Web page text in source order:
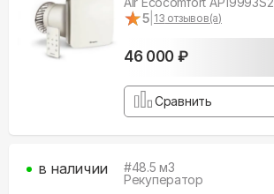
★
★5 13 отзывов(а)
46 000 ₽
Сравнить
#48.5 м3
Рекуператор
в наличии